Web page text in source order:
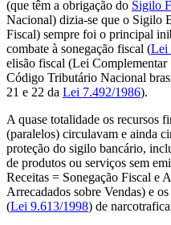
(que têm a obrigação do Sigilo
Nacional) dizia-se que o Sigilo
Fiscal) sempre foi o principal
combate à sonegação fiscal (Lei
elisão fiscal (Lei
Código Tributário Nacional
21 e 22 da Lei 7.492/1986).
A quase totalidade os
(paralelos) circulavam e ainda
proteção do sigilo bancário,
de produtos ou serviços sem
Receitas = Sonegação Fiscal e
Arrecadados sobre Vendas) e
(Lei 9.613/1998) de